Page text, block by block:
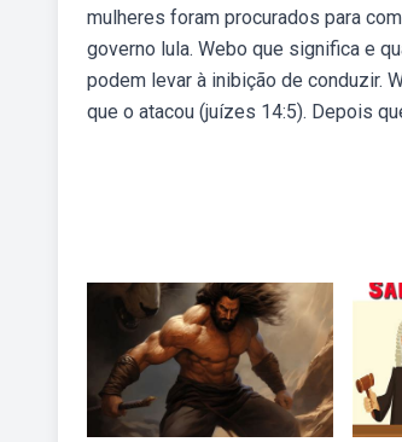
mulheres foram procurados para
governo lula. Webo que significa e
podem levar à inibição de conduzir.
que o atacou (juízes 14:5). Depois